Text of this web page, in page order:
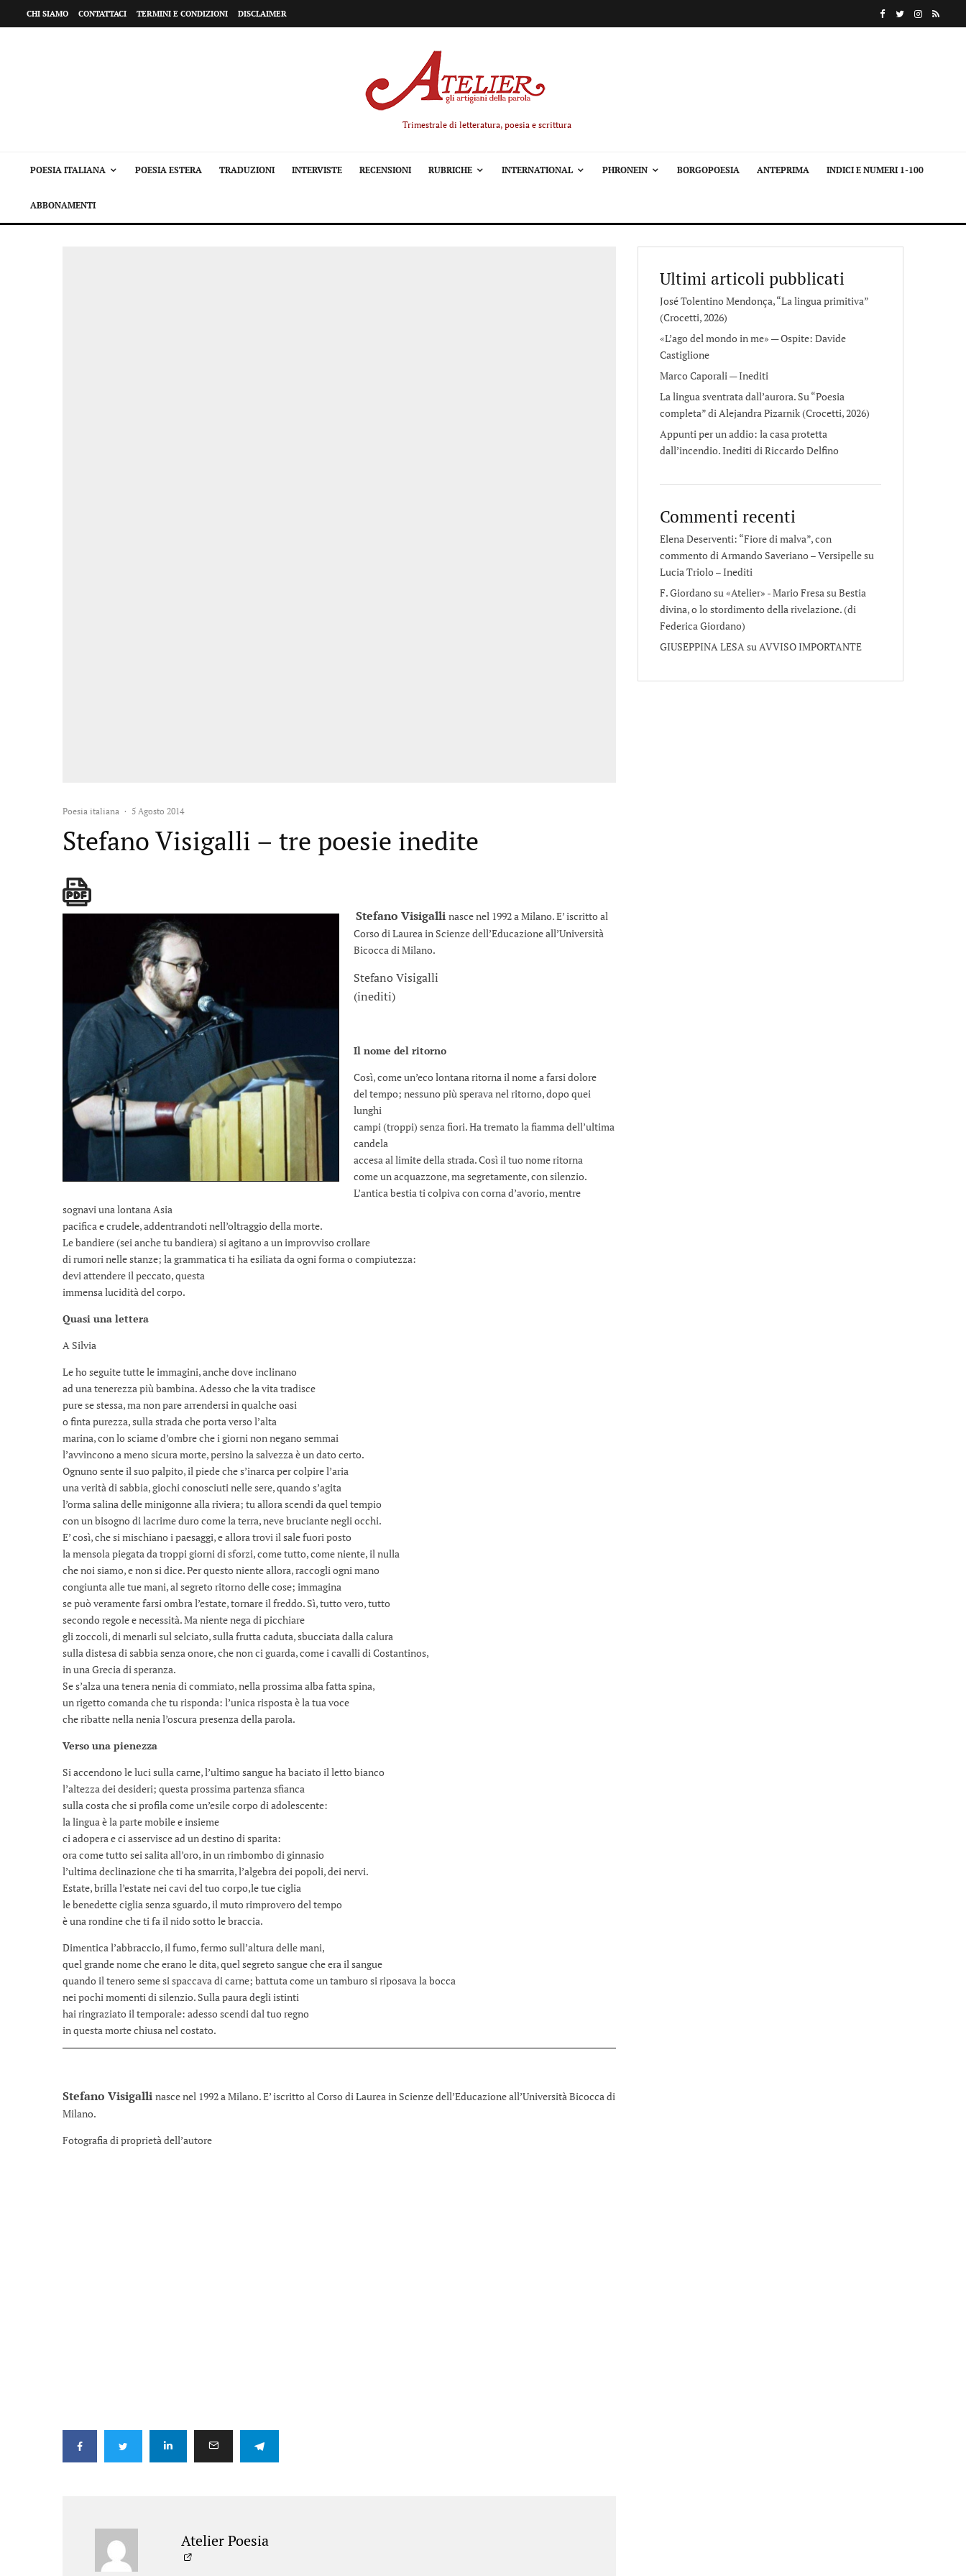
CHI SIAMO CONTATTACI TERMINI E CONDIZIONI DISCLAIMER
Trimestrale di letteratura, poesia e scrittura
POESIA ITALIANA POESIA ESTERA TRADUZIONI INTERVISTE RECENSIONI RUBRICHE INTERNATIONAL PHRONEIN BORGOPOESIA ANTEPRIMA INDICI E NUMERI 1-100
ABBONAMENTI
Poesia italiana · 5 Agosto 2014
Stefano Visigalli – tre poesie inedite
Stefano Visigalli nasce nel 1992 a Milano. E’ iscritto al
Corso di Laurea in Scienze dell’Educazione all’Università
Bicocca di Milano.
Stefano Visigalli
(inediti)
Il nome del ritorno
Così, come un’eco lontana ritorna il nome a farsi dolore
del tempo; nessuno più sperava nel ritorno, dopo quei
lunghi
campi (troppi) senza fiori. Ha tremato la fiamma dell’ultima
candela
accesa al limite della strada. Così il tuo nome ritorna
come un acquazzone, ma segretamente, con silenzio.
L’antica bestia ti colpiva con corna d’avorio, mentre
sognavi una lontana Asia
pacifica e crudele, addentrandoti nell’oltraggio della morte.
Le bandiere (sei anche tu bandiera) si agitano a un improvviso crollare
di rumori nelle stanze; la grammatica ti ha esiliata da ogni forma o compiutezza:
devi attendere il peccato, questa
immensa lucidità del corpo.
Quasi una lettera
A Silvia
Le ho seguite tutte le immagini, anche dove inclinano
ad una tenerezza più bambina. Adesso che la vita tradisce
pure se stessa, ma non pare arrendersi in qualche oasi
o finta purezza, sulla strada che porta verso l’alta
marina, con lo sciame d’ombre che i giorni non negano semmai
l’avvincono a meno sicura morte, persino la salvezza è un dato certo.
Ognuno sente il suo palpito, il piede che s’inarca per colpire l’aria
una verità di sabbia, giochi conosciuti nelle sere, quando s’agita
l’orma salina delle minigonne alla riviera; tu allora scendi da quel tempio
con un bisogno di lacrime duro come la terra, neve bruciante negli occhi.
E’ così, che si mischiano i paesaggi, e allora trovi il sale fuori posto
la mensola piegata da troppi giorni di sforzi, come tutto, come niente, il nulla
che noi siamo, e non si dice. Per questo niente allora, raccogli ogni mano
congiunta alle tue mani, al segreto ritorno delle cose; immagina
se può veramente farsi ombra l’estate, tornare il freddo. Sì, tutto vero, tutto
secondo regole e necessità. Ma niente nega di picchiare
gli zoccoli, di menarli sul selciato, sulla frutta caduta, sbucciata dalla calura
sulla distesa di sabbia senza onore, che non ci guarda, come i cavalli di Costantinos,
in una Grecia di speranza.
Se s’alza una tenera nenia di commiato, nella prossima alba fatta spina,
un rigetto comanda che tu risponda: l’unica risposta è la tua voce
che ribatte nella nenia l’oscura presenza della parola.
Verso una pienezza
Si accendono le luci sulla carne, l’ultimo sangue ha baciato il letto bianco
l’altezza dei desideri; questa prossima partenza sfianca
sulla costa che si profila come un’esile corpo di adolescente:
la lingua è la parte mobile e insieme
ci adopera e ci asservisce ad un destino di sparita:
ora come tutto sei salita all’oro, in un rimbombo di ginnasio
l’ultima declinazione che ti ha smarrita, l’algebra dei popoli, dei nervi.
Estate, brilla l’estate nei cavi del tuo corpo,le tue ciglia
le benedette ciglia senza sguardo, il muto rimprovero del tempo
è una rondine che ti fa il nido sotto le braccia.
Dimentica l’abbraccio, il fumo, fermo sull’altura delle mani,
quel grande nome che erano le dita, quel segreto sangue che era il sangue
quando il tenero seme si spaccava di carne; battuta come un tamburo si riposava la bocca
nei pochi momenti di silenzio. Sulla paura degli istinti
hai ringraziato il temporale: adesso scendi dal tuo regno
in questa morte chiusa nel costato.
Stefano Visigalli nasce nel 1992 a Milano. E’ iscritto al Corso di Laurea in Scienze dell’Educazione all’Università Bicocca di
Milano.
Fotografia di proprietà dell’autore
Atelier Poesia
Ultimi articoli pubblicati
José Tolentino Mendonça, “La lingua primitiva”
(Crocetti, 2026)
«L’ago del mondo in me» — Ospite: Davide
Castiglione
Marco Caporali — Inediti
La lingua sventrata dall’aurora. Su “Poesia
completa” di Alejandra Pizarnik (Crocetti, 2026)
Appunti per un addio: la casa protetta
dall’incendio. Inediti di Riccardo Delfino
Commenti recenti
Elena Deserventi: “Fiore di malva”, con
commento di Armando Saveriano – Versipellesu
Lucia Triolo – Inediti
F. Giordano su «Atelier» - Mario FresasuBestia
divina, o lo stordimento della rivelazione. (di
Federica Giordano)
GIUSEPPINA LESAsuAVVISO IMPORTANTE